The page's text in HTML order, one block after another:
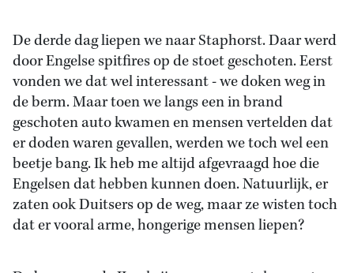
De derde dag liepen we naar Staphorst. Daar werd
door Engelse spitfires op de stoet geschoten. Eerst
vonden we dat wel interessant - we doken weg in
de berm. Maar toen we langs een in brand
geschoten auto kwamen en mensen vertelden dat
er doden waren gevallen, werden we toch wel een
beetje bang. Ik heb me altijd afgevraagd hoe die
Engelsen dat hebben kunnen doen. Natuurlijk, er
zaten ook Duitsers op de weg, maar ze wisten toch
dat er vooral arme, hongerige mensen liepen?